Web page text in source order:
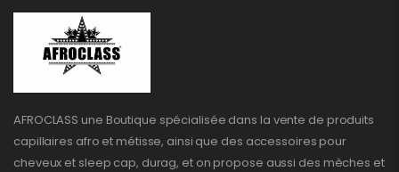
AFROCLASS une Boutique spécialisée dans la vente de produits
capillaires afro et métisse, ainsi que des accessoires pour
cheveux et sleep cap, durag, et on propose aussi des mèches et